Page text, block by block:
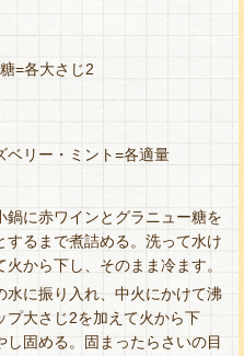
=各大さじ2
ベリー・ミント=各適量
鍋に赤ワインとグラニュー糖を
するまで煮詰める。洗って水け
から下し、そのまま冷ます。
水に振り入れ、中火にかけて沸
プ大さじ2を加えて火から下
し固める。固まったらさいの目